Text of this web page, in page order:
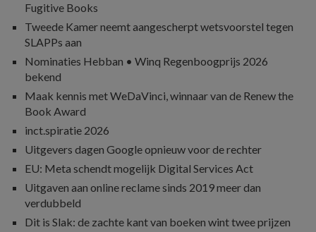
Fugitive Books
Tweede Kamer neemt aangescherpt wetsvoorstel tegen
SLAPPs aan
Nominaties Hebban • Winq Regenboogprijs 2026
bekend
Maak kennis met WeDaVinci, winnaar van de Renew the
Book Award
inct.spiratie 2026
Uitgevers dagen Google opnieuw voor de rechter
EU: Meta schendt mogelijk Digital Services Act
Uitgaven aan online reclame sinds 2019 meer dan
verdubbeld
Dit is Slak: de zachte kant van boeken wint twee prijzen